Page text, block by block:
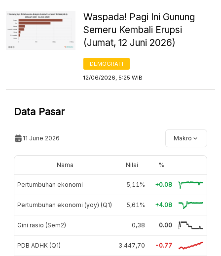
Waspada! Pagi Ini Gunung
Semeru Kembali Erupsi
(Jumat, 12 Juni 2026)
DEMOGRAFI
12/06/2026, 5:25 WIB
Data Pasar
11 June 2026 Makro
Nama Nilai %
Pertumbuhan ekonomi 5,11% +0.08
Pertumbuhan ekonomi (yoy) (Q1) 5,61% +4.08
Gini rasio (Sem2) 0,38 0.00
PDB ADHK (Q1) 3.447,70 -0.77